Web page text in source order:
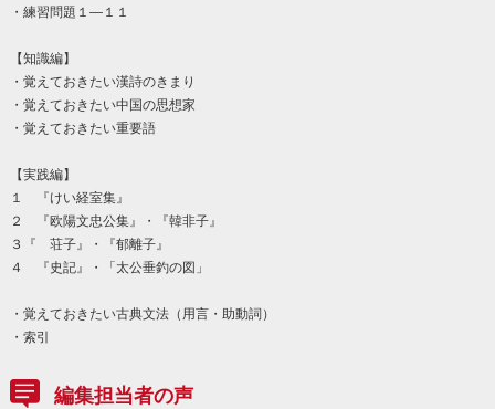
・練習問題１―１１
【知識編】
・覚えておきたい漢詩のきまり
・覚えておきたい中国の思想家
・覚えておきたい重要語
【実践編】
１ 『けい経室集』
２ 『欧陽文忠公集』・『韓非子』
３『 荘子』・『郁離子』
４ 『史記』・「太公垂釣の図」
・覚えておきたい古典文法（用言・助動詞）
・索引
編集担当者の声